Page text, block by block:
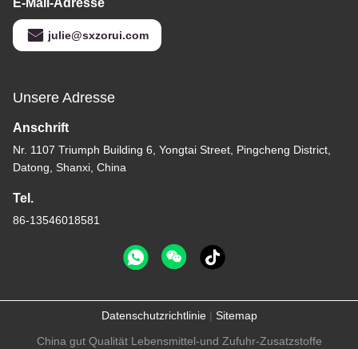
E-Mail-Adresse
julie@sxzorui.com
Unsere Adresse
Anschrift
Nr. 1107 Triumph Building 6, Yongtai Street, Pingcheng District,
Datong, Shanxi, China
Tel.
86-13546018581
Datenschutzrichtlinie| Sitemap
China gut Qualität Lebensmittel-und Zufuhr-Zusatzstoffe